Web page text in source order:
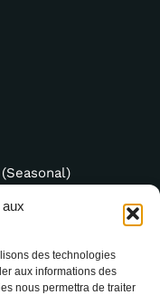
des technologies
aux informations des
nous permettra de traiter